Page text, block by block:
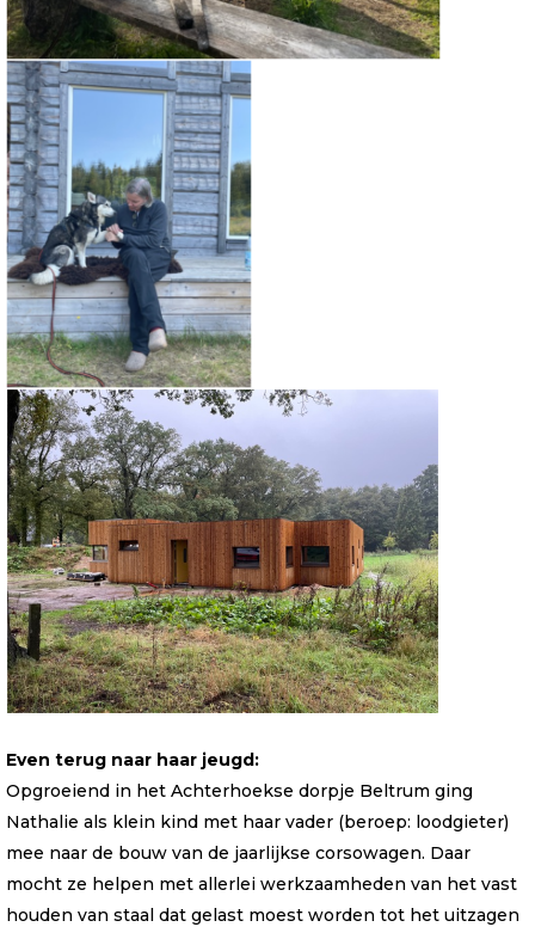
Even terug naar haar jeugd:
Opgroeiend in het Achterhoekse dorpje Beltrum ging
Nathalie als klein kind met haar vader (beroep: loodgieter)
mee naar de bouw van de jaarlijkse corsowagen. Daar
mocht ze helpen met allerlei werkzaamheden van het vast
houden van staal dat gelast moest worden tot het uitzagen